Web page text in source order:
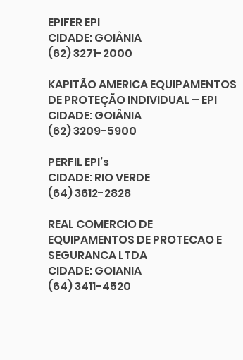
EPIFER EPI
CIDADE: GOIÂNIA
(62) 3271-2000
KAPITÃO AMERICA EQUIPAMENTOS
DE PROTEÇÃO INDIVIDUAL – EPI
CIDADE: GOIÂNIA
(62) 3209-5900
PERFIL EPI’s
CIDADE: RIO VERDE
(64) 3612-2828
REAL COMERCIO DE
EQUIPAMENTOS DE PROTECAO E
SEGURANCA LTDA
CIDADE: GOIANIA
(64) 3411-4520